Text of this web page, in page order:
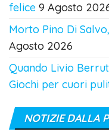
felice 9 Agosto
Morto Pino Di
Agosto 2026
Quando Livio
Giochi per cuori
NOTIZIE DALLA